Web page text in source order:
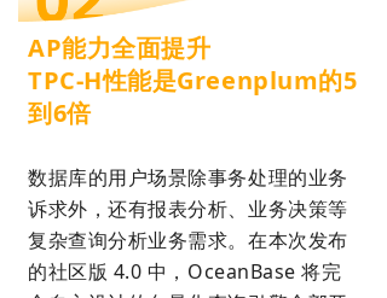
AP能力全面提升
TPC-H性能是Greenplum的5
到6倍
数据库的用户场景除事务处理的业务
诉求外，还有报表分析、业务决策等
复杂查询分析业务需求。在本次发布
的社区版 4.0 中，OceanBase 将完